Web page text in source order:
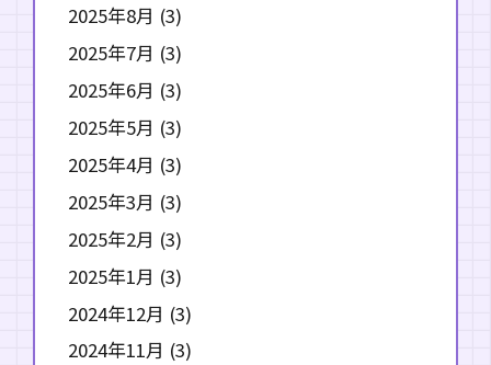
2025年8月 (3)
2025年7月 (3)
2025年6月 (3)
2025年5月 (3)
2025年4月 (3)
2025年3月 (3)
2025年2月 (3)
2025年1月 (3)
2024年12月 (3)
2024年11月 (3)